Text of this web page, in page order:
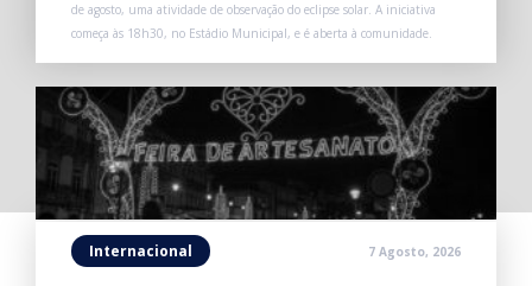
de agosto, uma atividade de observação do eclipse solar. A iniciativa
começa às 18h30, no Estádio Municipal, e é aberta à comunidade.
Internacional 7 Agosto, 2026